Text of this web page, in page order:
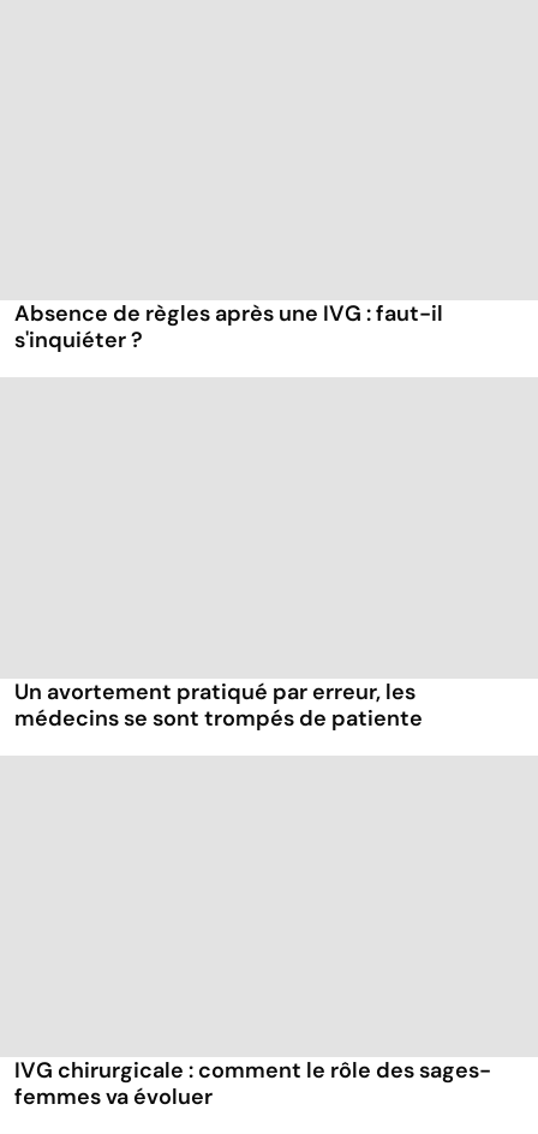
Absence de règles après une IVG : faut-il
s'inquiéter ?
Un avortement pratiqué par erreur, les
médecins se sont trompés de patiente
IVG chirurgicale : comment le rôle des sages-
femmes va évoluer